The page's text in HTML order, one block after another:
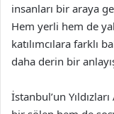
insanları bir araya
Hem yerli hem de
katılımcılara farklı
daha derin bir
İstanbul’un